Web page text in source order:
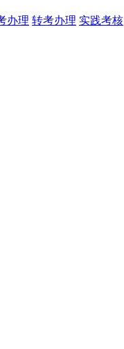
办理 转考办理 实践考核